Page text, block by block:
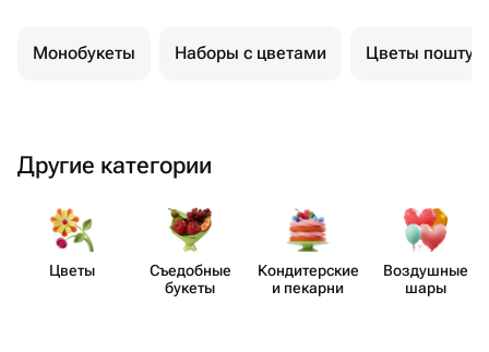
Монобукеты Наборы с цветами Цветы
Другие категории
Цветы
Съедобные
букеты
Кондит​ерские
и пекарни
Воздушные
шары